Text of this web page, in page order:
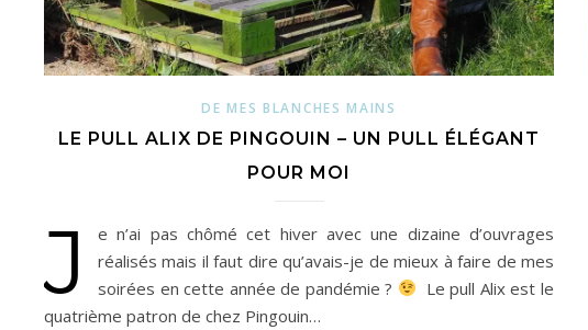
DE MES BLANCHES MAINS
LE PULL ALIX DE PINGOUIN – UN PULL ÉLÉGANT
POUR MOI
J
e n’ai pas chômé cet hiver avec une dizaine d’ouvrages
réalisés mais il faut dire qu’avais-je de mieux à faire de mes
soirées en cette année de pandémie ?
Le pull Alix est le
quatrième patron de chez Pingouin…